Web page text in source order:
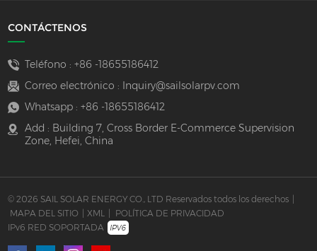
CONTÁCTENOS
Teléfono : +86 -18655186412
Correo electrónico :
Inquiry@sailsolarpv.com
Whatsapp : +86 -18655186412
Add : Building 7, Cross Border E-Commerce Supervision
Zone, Hefei, China
© 2026 SAIL SOLAR ENERGY CO., LTD Reservados todos los derechos |
MAPA DEL SITIO | XML | POLÍTICA DE PRIVACIDAD
IPv6 RED SOPORTADA